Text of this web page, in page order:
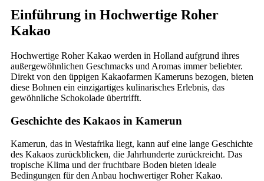
Einführung in Hochwertige Roher
Kakao
Hochwertige Roher Kakao werden in Holland aufgrund ihres
außergewöhnlichen Geschmacks und Aromas immer beliebter.
Direkt von den üppigen Kakaofarmen Kameruns bezogen, bieten
diese Bohnen ein einzigartiges kulinarisches Erlebnis, das
gewöhnliche Schokolade übertrifft.
Geschichte des Kakaos in Kamerun
Kamerun, das in Westafrika liegt, kann auf eine lange Geschichte
des Kakaos zurückblicken, die Jahrhunderte zurückreicht. Das
tropische Klima und der fruchtbare Boden bieten ideale
Bedingungen für den Anbau hochwertiger Roher Kakao.